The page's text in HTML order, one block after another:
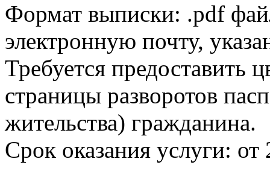
Формат выписки: .pdf
электронную почту,
Требуется предоставить
страницы разворотов
жительства) гражданина.
Срок оказания услуги: от